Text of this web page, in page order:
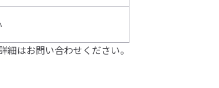
細はお問い合わせください。